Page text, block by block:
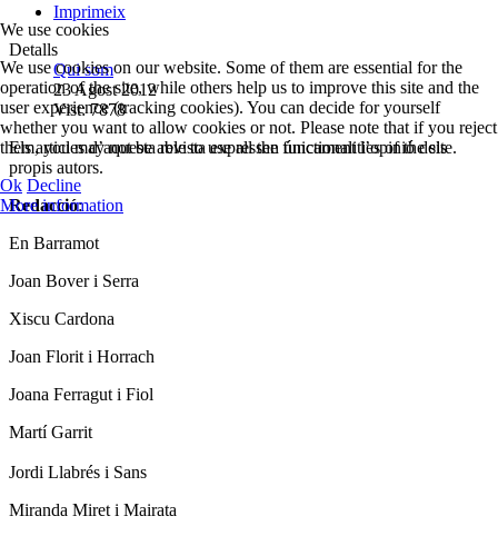
Imprimeix
Detalls
Qui som
23 Agost 2012
Vist: 7878
Els articles d’aquesta revista expressen únicament l’opinió dels
propis autors.
Redacció:
En Barramot
Joan Bover i Serra
Xiscu Cardona
Joan Florit i Horrach
Joana Ferragut i Fiol
Martí Garrit
Jordi Llabrés i Sans
Miranda Miret i Mairata
We use cookies
We use cookies on our website. Some of them are essential for the
operation of the site, while others help us to improve this site and the
user experience (tracking cookies). You can decide for yourself
whether you want to allow cookies or not. Please note that if you reject
them, you may not be able to use all the functionalities of the site.
Ok Decline
More information